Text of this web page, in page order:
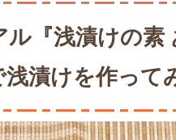
ル『浅漬けの素
浅漬けを作って